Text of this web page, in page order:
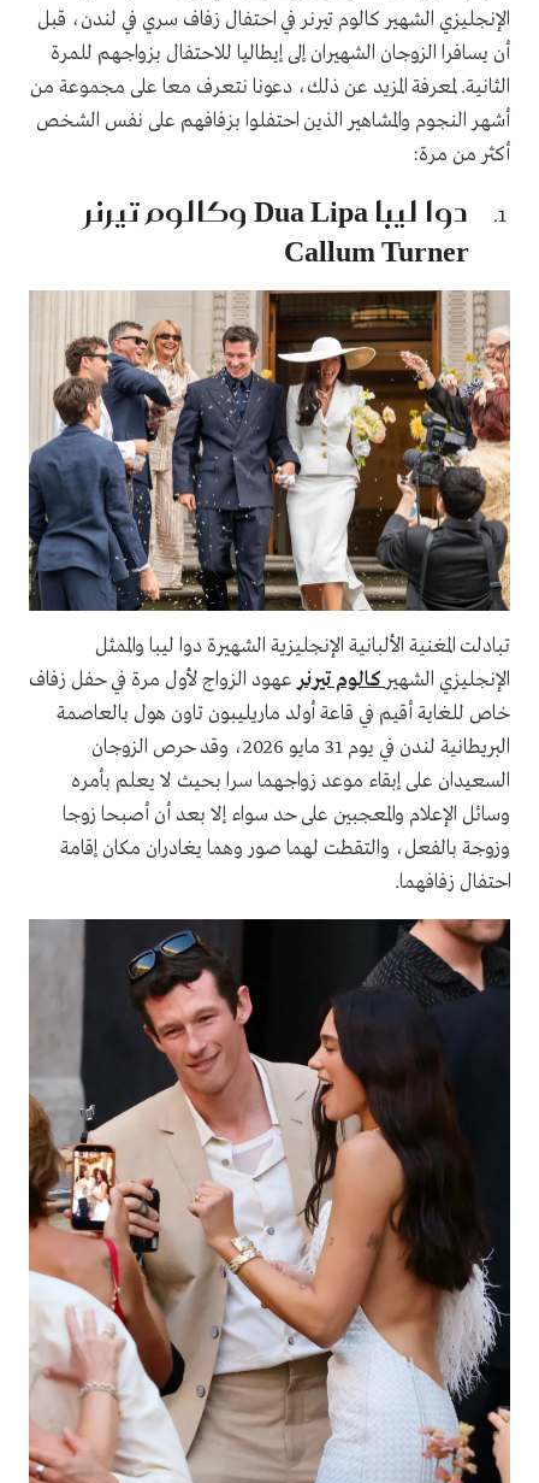
الإنجليزي الشهير كالوم تيرنر في احتفال زفاف سري في لندن، قبل
أن يسافرا الزوجان الشهيران إلى إيطاليا للاحتفال بزواجهم للمرة
الثانية. لمعرفة المزيد عن ذلك، دعونا نتعرف معا على مجموعة من
أشهر النجوم والمشاهير الذين احتفلوا بزفافهم على نفس الشخص
أكثر من مرة:
دوا ليبا Dua Lipa وكالوم تيرنر
Callum Turner
تبادلت المغنية الألبانية الإنجليزية الشهيرة دوا ليبا والممثل
الإنجليزي الشهيركالوم تيرنرعهود الزواج لأول مرة في حفل زفاف
خاص للغاية أقيم في قاعة أولد ماريليبون تاون هول بالعاصمة
البريطانية لندن في يوم 31 مايو 2026، وقد حرص الزوجان
السعيدان على إبقاء موعد زواجهما سرا بحيث لا يعلم بأمره
وسائل الإعلام والمعجبين على حد سواء إلا بعد أن أصبحا زوجا
وزوجة بالفعل، والتقطت لهما صور وهما يغادران مكان إقامة
احتفال زفافهما.